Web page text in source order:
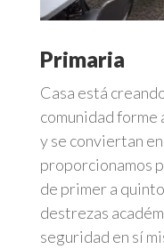
Primaria
Casa está
comunidad forme
y se conviertan
proporcionamos
de primer a
destrezas
seguridad en sí